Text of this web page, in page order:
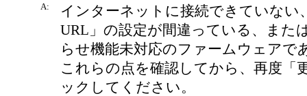
A:
インターネットに接続できていない
URL」の設定が間違っている、また
らせ機能未対応のファームウェアで
これらの点を確認してから、再度「
ックしてください。